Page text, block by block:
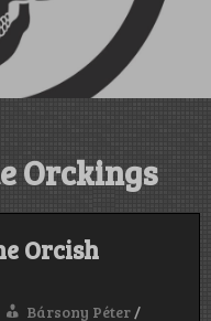
Orckings
Orcish
Bársony Péter/